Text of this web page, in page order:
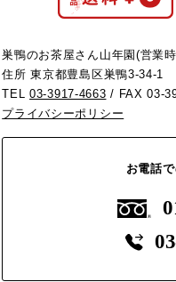
巣鴨のお茶屋さん山年園(営業
住所 東京都豊島区巣鴨3-34-1
TEL03-3917-4663 / FAX 03-
プライバシーポリシー
お電話